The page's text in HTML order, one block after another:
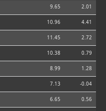
9.65 2.01
10.96 4.41
11.45 2.72
10.38 0.79
8.99 1.28
7.13 -0.04
6.65 0.56